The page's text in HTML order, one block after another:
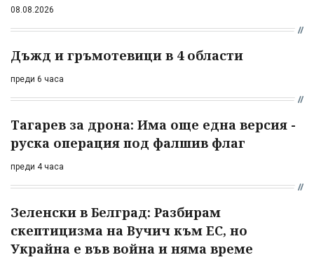
08.08.2026
Дъжд и гръмотевици в 4 области
преди 6 часа
Тагарев за дрона: Има още една версия -
руска операция под фалшив флаг
преди 4 часа
Зеленски в Белград: Разбирам
скептицизма на Вучич към ЕС, но
Украйна е във война и няма време